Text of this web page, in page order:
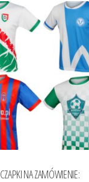
CZAPKI NA ZAMÓWIENIE: